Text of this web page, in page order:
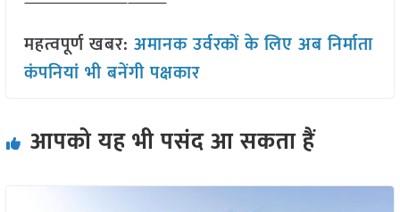
महत्वपूर्ण खबर: अमानक उर्वरकों के लिए अब निर्माता
कंपनियां भी बनेंगी पक्षकार
आपको यह भी पसंद आ सकता हैं